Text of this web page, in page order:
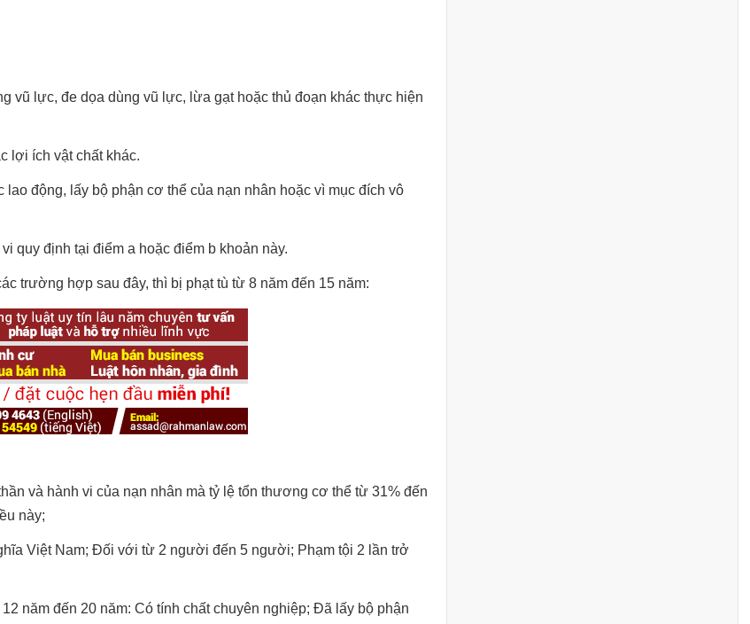
vũ lực, đe dọa dùng vũ lực, lừa gạt hoặc thủ đoạn khác thực hiện
lợi ích vật chất khác.
động, lấy bộ phận cơ thể của nạn nhân hoặc vì mục đích vô
quy định tại điểm a hoặc điểm b khoản này.
trường hợp sau đây, thì bị phạt tù từ 8 năm đến 15 năm:
và hành vi của nạn nhân mà tỷ lệ tổn thương cơ thể từ 31% đến
này;
Việt Nam; Đối với từ 2 người đến 5 người; Phạm tội 2 lần trở
năm đến 20 năm: Có tính chất chuyên nghiệp; Đã lấy bộ phận